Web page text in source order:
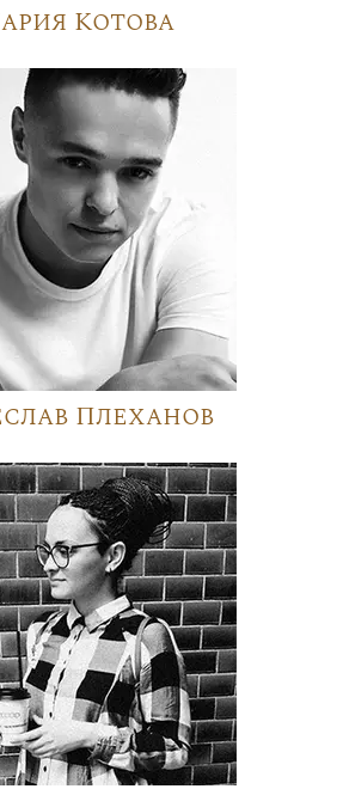
Котова
Плеханов